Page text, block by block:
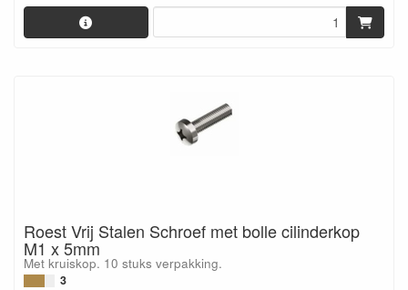
Roest Vrij Stalen Schroef met bolle cilinderkop
M1 x 5mm
Met kruiskop. 10 stuks verpakking.
3